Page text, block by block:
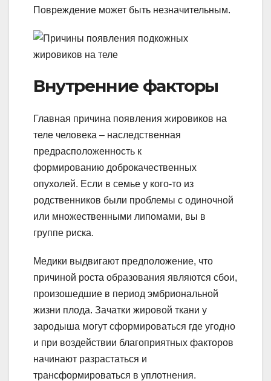
Повреждение может быть незначительным.
Внутренние факторы
Главная причина появления жировиков на
теле человека – наследственная
предрасположенность к
формированию доброкачественных
опухолей. Если в семье у кого-то из
родственников были проблемы с одиночной
или множественными липомами, вы в
группе риска.
Медики выдвигают предположение, что
причиной роста образования являются сбои,
произошедшие в период эмбриональной
жизни плода. Зачатки жировой ткани у
зародыша могут сформироваться где угодно
и при воздействии благоприятных факторов
начинают разрастаться и
трансформироваться в уплотнения.